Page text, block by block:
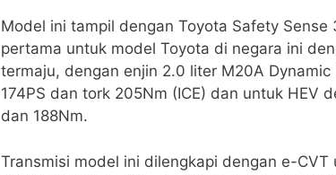
Model ini tampil dengan Toyota Safety Sense
pertama untuk model Toyota di negara ini
termaju, dengan enjin 2.0 liter M20A Dynamic
174PS dan tork 205Nm (ICE) dan untuk HEV
dan 188Nm.
Transmisi model ini dilengkapi dengan e-CVT